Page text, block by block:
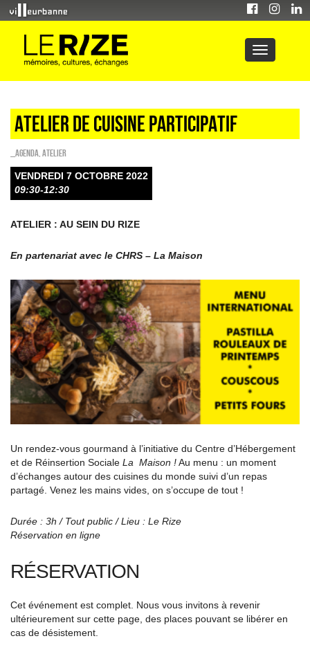
ATELIER DE CUISINE PARTICIPATIF
_Agenda Atelier
VENDREDI 7 OCTOBRE 2022
09:30-12:30
ATELIER : AU SEIN DU RIZE
En partenariat avec le CHRS – La Maison
Un rendez-vous gourmand à l’initiative du Centre d’Hébergement
et de Réinsertion Sociale La Maison !Au menu : un moment
d’échanges autour des cuisines du monde suivi d’un repas
partagé. Venez les mains vides, on s’occupe de tout !
Durée : 3h / Tout public / Lieu : Le Rize
Réservation en ligne
RÉSERVATION
Cet événement est complet. Nous vous invitons à revenir
ultérieurement sur cette page, des places pouvant se libérer en
cas de désistement.